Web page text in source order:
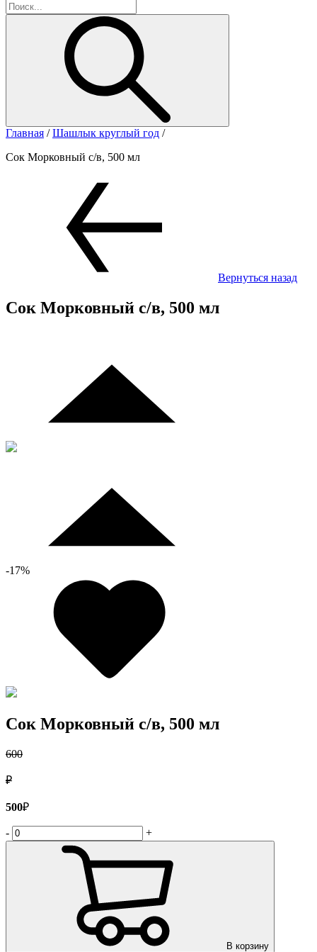
Главная / Шашлык круглый год /
Сок Морковный с/в, 500 мл
Вернуться назад
Сок Морковный с/в, 500 мл
-17%
Сок Морковный с/в, 500 мл
600
₽
500₽
- +
В корзину